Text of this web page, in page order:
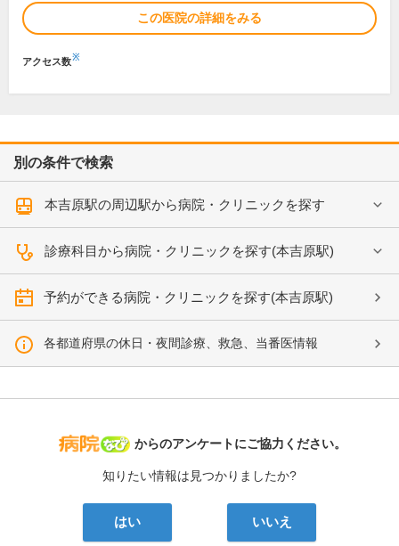
この医院の詳細をみる
アクセス数※
別の条件で検索
本吉原駅の周辺駅から病院・クリニックを探す
診療科目から病院・クリニックを探す(本吉原駅)
予約ができる病院・クリニックを探す(本吉原駅)
各都道府県の休日・夜間診療、救急、当番医情報
病院なび
からのアンケートにご協力ください。
知りたい情報は見つかりましたか?
はい いいえ